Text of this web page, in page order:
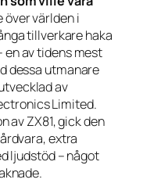
över världen i
tillverkare haka
en av tidens mest
dessa utmanare
av
Limited.
av ZX81, gick den
extra
ljudstöd – något